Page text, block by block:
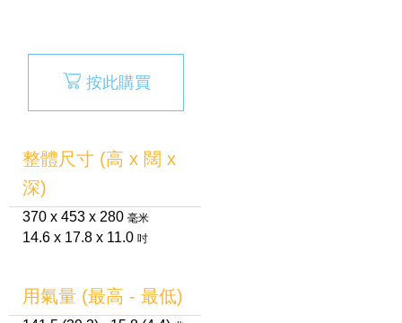
按此購買
整體尺寸 (高 x 闊 x
深)
370 x 453 x 280 毫米
14.6 x 17.8 x 11.0 吋
用氣量 (最高 - 最低)